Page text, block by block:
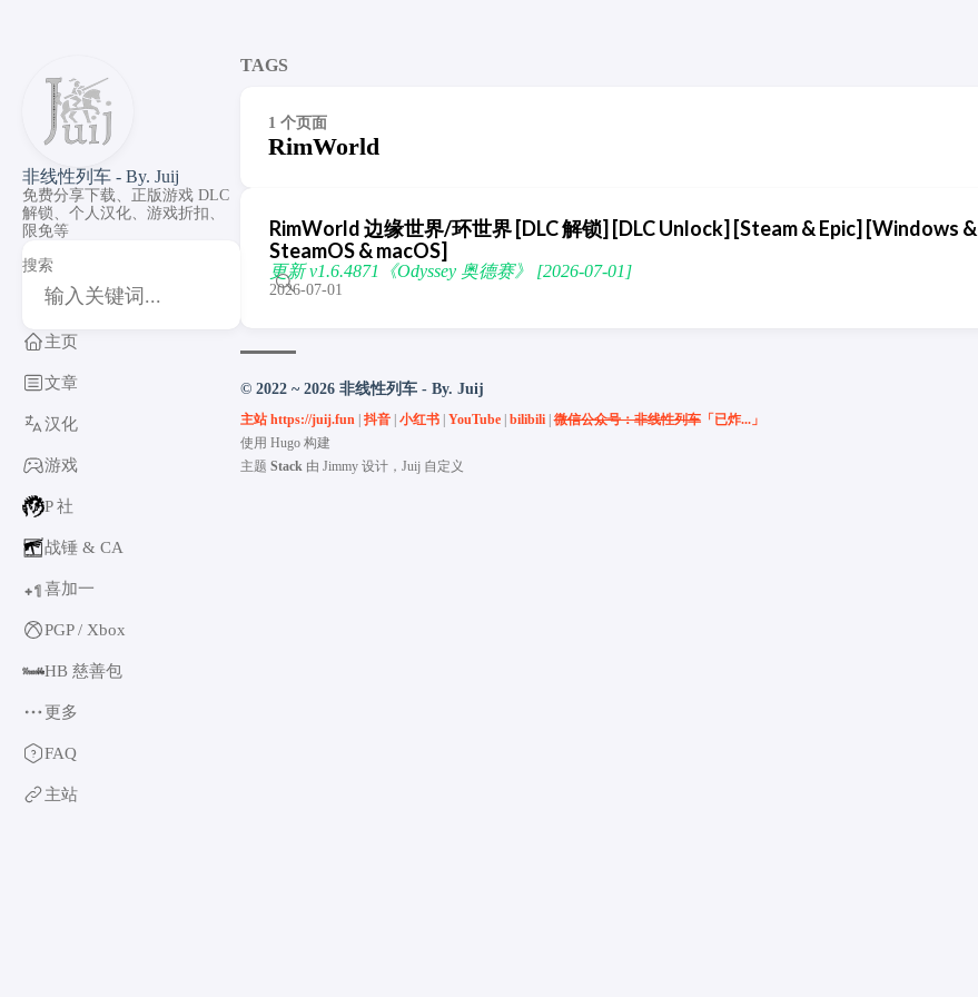
非线性列车 - By. Juij
免费分享下载、正版游戏 DLC
解锁、个人汉化、游戏折扣、
限免等
搜索
主页
文章
汉化
游戏
P 社
战锤 & CA
+1喜加一
PGP / Xbox
HB 慈善包
更多
FAQ
主站
TAGS
1 个页面
RimWorld
RimWorld 边缘世界/环世界 [DLC 解锁] [DLC Unlock] [Steam & Epic] [Windows &
SteamOS & macOS]
更新 v1.6.4871《Odyssey 奥德赛》 [2026-07-01]
2026-07-01
© 2022 ~ 2026 非线性列车 - By. Juij
主站 https://juij.fun| 抖音| 小红书| YouTube| bilibili|微信公众号：非线性列车「已炸...」
使用 Hugo构建
主题 Stack由 Jimmy设计，Juij 自定义